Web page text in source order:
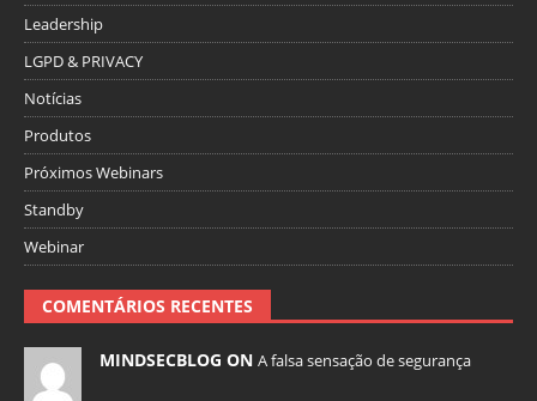
Leadership
LGPD & PRIVACY
Notícias
Produtos
Próximos Webinars
Standby
Webinar
COMENTÁRIOS RECENTES
MINDSECBLOG ON A falsa sensação de segurança